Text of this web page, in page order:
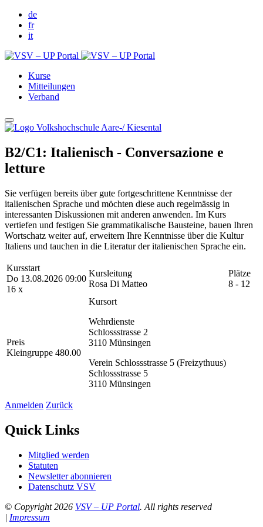
de
fr
it
Kurse
Mitteilungen
Verband
B2/C1: Italienisch - Conversazione e
letture
Sie verfügen bereits über gute fortgeschrittene Kenntnisse der
italienischen Sprache und möchten diese auch regelmässig in
interessanten Diskussionen mit anderen anwenden. Im Kurs
vertiefen und festigen Sie grammatikalische Bausteine, bauen Ihren
Wortschatz weiter auf, erweitern Ihre Kenntnisse über die Kultur
Italiens und tauchen in die Literatur der italienischen Sprache ein.
Kursstart
Do 13.08.2026 09:00
16 x
Kursleitung
Rosa Di Matteo
Plätze
8 - 12
Preis
Kleingruppe 480.00
Kursort
Wehrdienste
Schlossstrasse 2
3110 Münsingen
Verein Schlossstrasse 5 (Freizythuus)
Schlossstrasse 5
3110 Münsingen
Anmelden Zurück
Quick Links
Mitglied werden
Statuten
Newsletter abonnieren
Datenschutz VSV
© Copyright 2026 VSV – UP Portal. All rights reserved
| Impressum